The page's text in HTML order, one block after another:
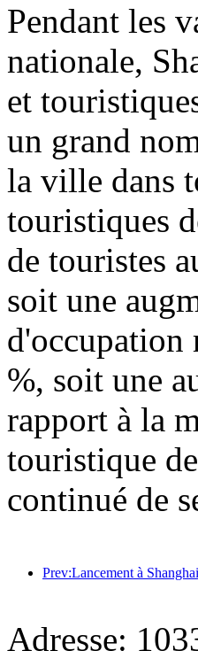
Pendant les
nationale,
et
un grand
la ville dans
touristiques
de touristes
soit une
d'occupation
%, soit une
rapport à la
touristique
continué de
Adresse: